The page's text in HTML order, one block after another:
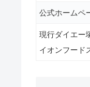
公式ホームペ
現行ダイエー
イオンフード